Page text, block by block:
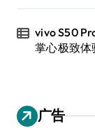
vivo S50
掌心极致体
广告